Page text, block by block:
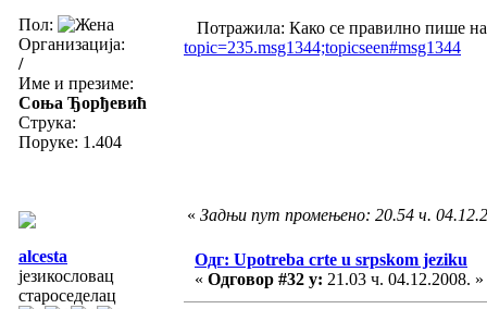
Пол:
Организација:
/
Име и презиме:
Соња Ђорђевић
Струка:
Поруке: 1.404
Потражила: Како се правилно пише
topic=235.msg1344;topicseen#msg1344
« Задњи пут промењено: 20.54 ч.
alcesta
језикословац
староседелац
Одг: Upotreba crte u srpskom jeziku
« Одговор #32 у: 21.03 ч. 04.12.2008. »